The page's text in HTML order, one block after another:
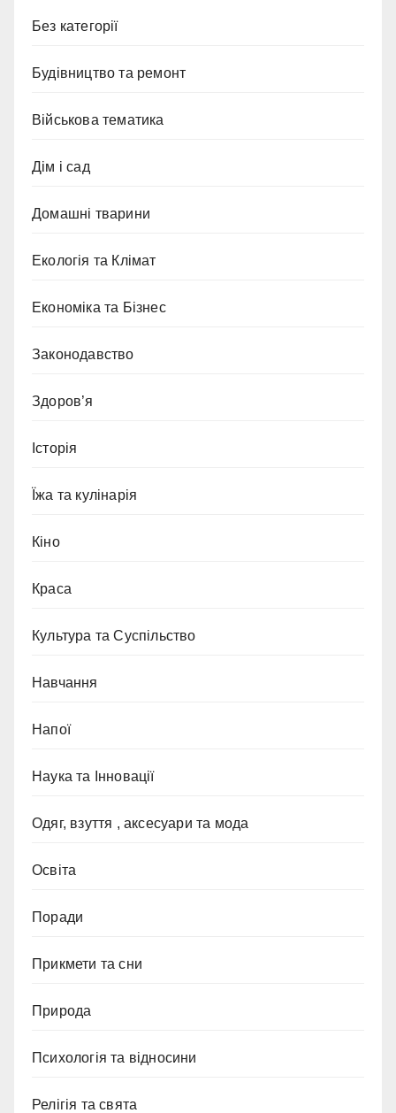
Без категорії
Будівництво та ремонт
Військова тематика
Дім і сад
Домашні тварини
Екологія та Клімат
Економіка та Бізнес
Законодавство
Здоров’я
Історія
Їжа та кулінарія
Кіно
Краса
Культура та Суспільство
Навчання
Напої
Наука та Інновації
Одяг, взуття , аксесуари та мода
Освіта
Поради
Прикмети та сни
Природа
Психологія та відносини
Релігія та свята